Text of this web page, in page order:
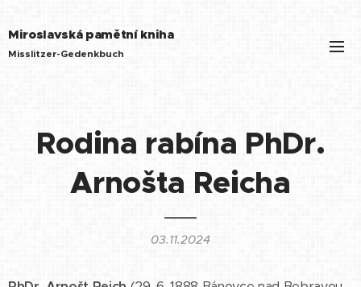
Miroslavská pamětní kniha
Misslitzer-Gedenkbuch
Rodina rabína PhDr.
Arnošta Reicha
03.11.2024